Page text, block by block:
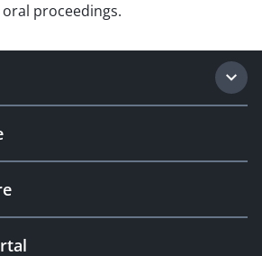
proceedings.